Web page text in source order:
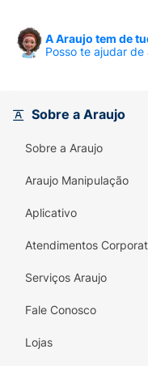
versátil para
vestidos, saias
Adicione um
roupa com as
e sinta o
abrir mão da
A Araujo tem de
Posso te ajudar
Sobre a Araujo
Sobre a Araujo
Araujo Manipulação
Aplicativo
Atendimentos
Serviços Araujo
Fale Conosco
Lojas